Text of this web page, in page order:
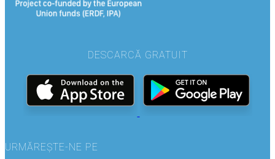
DESCARCĂ GRATUIT
URMĂREȘTE-NE PE